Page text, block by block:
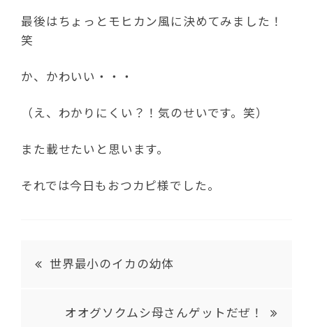
最後はちょっとモヒカン風に決めてみました！
笑
か、かわいい・・・
（え、わかりにくい？！気のせいです。笑）
また載せたいと思います。
それでは今日もおつカピ様でした。
世界最小のイカの幼体
オオグソクムシ母さんゲットだぜ！